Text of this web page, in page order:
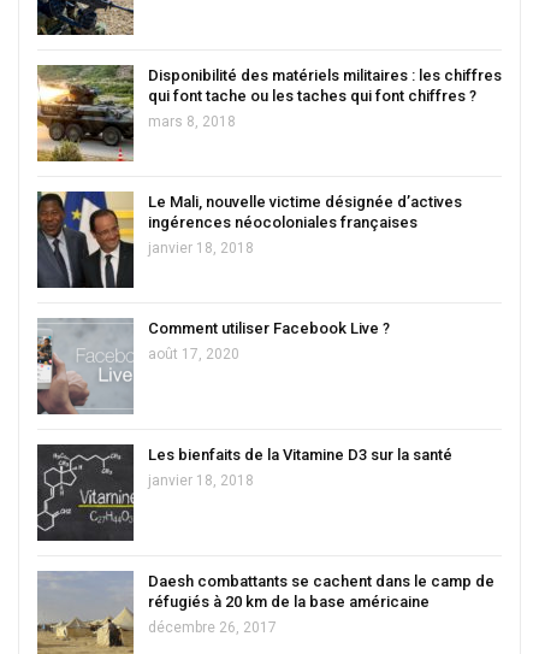
Disponibilité des matériels militaires : les chiffres
qui font tache ou les taches qui font chiffres ?
mars 8, 2018
Le Mali, nouvelle victime désignée d’actives
ingérences néocoloniales françaises
janvier 18, 2018
Comment utiliser Facebook Live ?
août 17, 2020
Les bienfaits de la Vitamine D3 sur la santé
janvier 18, 2018
Daesh combattants se cachent dans le camp de
réfugiés à 20 km de la base américaine
décembre 26, 2017